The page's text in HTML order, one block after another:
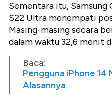
Sementara itu, Samsung
S22 Ultra menempati
Masing-masing secara
dalam waktu 32,6 menit
Baca:
Pengguna iPhone 14
Alasannya